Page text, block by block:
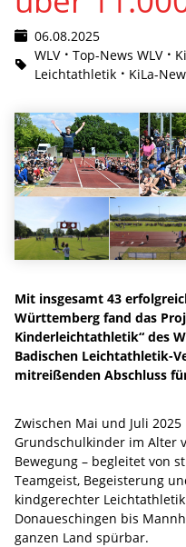
06.08.2025
WLV
Top-News WLV
Leichtathletik
KiLa-
Mit insgesamt 43
Württemberg fand das
Kinderleichtathletik“ des
Badischen Leichtathletik-
mitreißenden Abschluss
Zwischen Mai und Juli
Grundschulkinder im Alter
Bewegung – begleitet von
Teamgeist, Begeisterung
kindgerechter
Donaueschingen bis
ganzen Land spürbar.